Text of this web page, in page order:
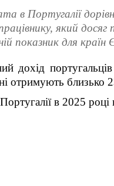
в Португалії
який досяг
показник для країн
дохід
отримують близько
в 2025